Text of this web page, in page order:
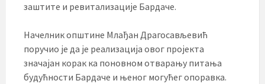
заштите и ревитализације Бардаче.
Начелник општине Млађан Драгосављевић
поручио је да је реализација овог пројекта
значајан корак ка поновном отварању питања
будућности Бардаче и њеног могућег опоравка.